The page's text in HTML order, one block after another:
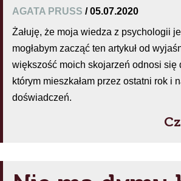
AGATA PRUSS / 05.07.2020
Żałuję, że moja wiedza z psychologii
mogłabym zacząć ten artykuł od
większość moich skojarzeń odnosi się
którym mieszkałam przez ostatni rok i
doświadczeń.